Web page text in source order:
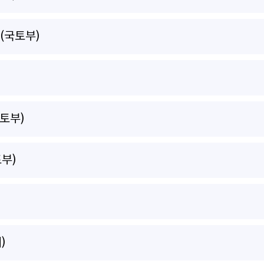
국토부)
부)
)